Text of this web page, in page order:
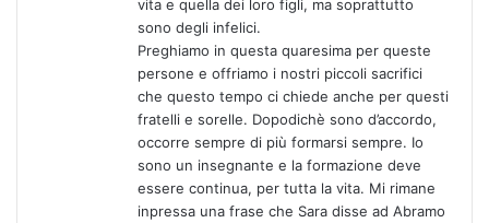
vita e quella dei loro figli, ma soprattutto
sono degli infelici.
Preghiamo in questa quaresima per queste
persone e offriamo i nostri piccoli sacrifici
che questo tempo ci chiede anche per questi
fratelli e sorelle. Dopodichè sono d’accordo,
occorre sempre di più formarsi sempre. Io
sono un insegnante e la formazione deve
essere continua, per tutta la vita. Mi rimane
inpressa una frase che Sara disse ad Abramo